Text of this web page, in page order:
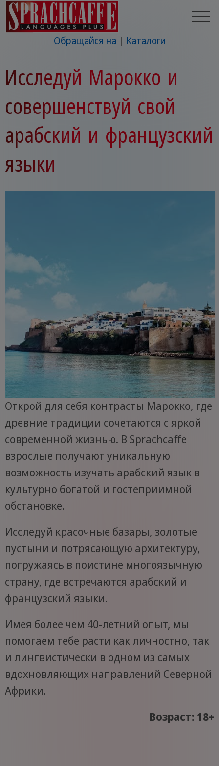
Обращайся на Каталоги
Исследуй Марокко и
совершенствуй свой
арабский и французский
языки
Открой для себя контрасты Марокко, где
древние традиции сочетаются с яркой
современной жизнью. В Sprachcaffe
взрослые получают уникальную
возможность изучать арабский язык в
культурно богатой и гостеприимной
обстановке.
Исследуй красочные базары, золотые
пустыни и потрясающую архитектуру,
погружаясь в поистине многоязычную
страну, где встречаются арабский и
французский языки.
Имея более чем 40-летний опыт, мы
помогаем тебе расти как личностно, так
и лингвистически в одном из самых
вдохновляющих направлений Северной
Африки.
Возраст: 18+